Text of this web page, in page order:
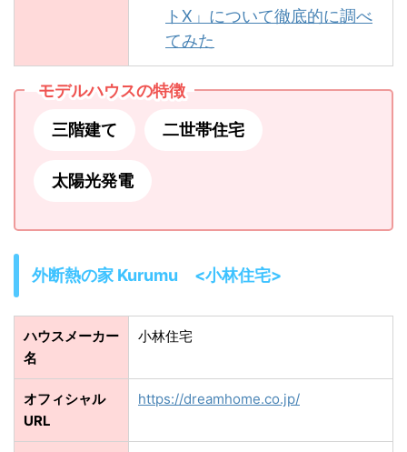
トX」について徹底的に調べ
てみた
モデルハウスの特徴
三階建て 二世帯住宅
太陽光発電
外断熱の家 Kurumu <小林住宅>
ハウスメーカー
名
小林住宅
オフィシャル
URL
https://dreamhome.co.jp/